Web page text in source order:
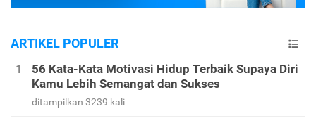
ARTIKEL POPULER
56 Kata-Kata Motivasi Hidup Terbaik Supaya Diri
Kamu Lebih Semangat dan Sukses
ditampilkan 3239 kali